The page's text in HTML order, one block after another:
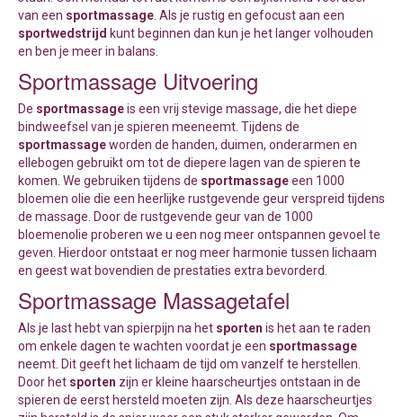
van een sportmassage . Als je rustig en gefocust aan een
sportwedstrijd kunt beginnen dan kun je het langer volhouden
en ben je meer in balans.
Sportmassage Uitvoering
De sportmassageis een vrij stevige massage, die het diepe
bindweefsel van je spieren meeneemt. Tijdens de
sportmassageworden de handen, duimen, onderarmen en
ellebogen gebruikt om tot de diepere lagen van de spieren te
komen. We gebruiken tijdens de sportmassageeen 1000
bloemen olie die een heerlijke rustgevende geur verspreid tijdens
de massage. Door de rustgevende geur van de 1000
bloemenolie proberen we u een nog meer ontspannen gevoel te
geven. Hierdoor ontstaat er nog meer harmonie tussen lichaam
en geest wat bovendien de prestaties extra bevorderd.
Sportmassage Massagetafel
Als je last hebt van spierpijn na het sporten is het aan te raden
om enkele dagen te wachten voordat je een sportmassage
neemt. Dit geeft het lichaam de tijd om vanzelf te herstellen.
Door het sporten zijn er kleine haarscheurtjes ontstaan in de
spieren de eerst hersteld moeten zijn. Als deze haarscheurtjes